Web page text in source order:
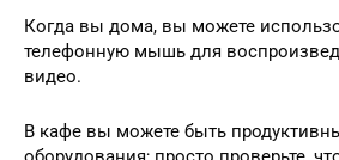
Когда вы дома, вы можете
телефонную мышь для
видео.
В кафе вы можете быть